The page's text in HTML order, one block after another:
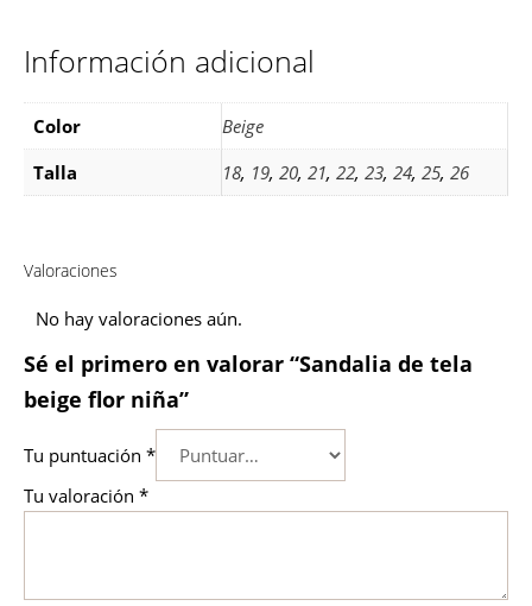
Información adicional
Color
Beige
Talla
18, 19, 20, 21, 22, 23, 24, 25, 26
Valoraciones
No hay valoraciones aún.
Sé el primero en valorar “Sandalia de tela
beige flor niña”
Tu puntuación *
Tu valoración *